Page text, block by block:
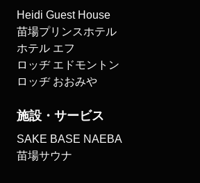
Heidi Guest House
苗場プリンスホテル
ホテル エフ
ロッヂ エドモントン
ロッヂ おおみや
施設・サービス
SAKE BASE NAEBA
苗場サウナ